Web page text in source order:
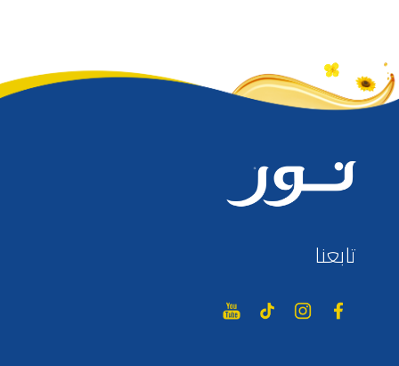
تابعنا